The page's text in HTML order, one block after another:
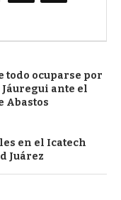
todo ocuparse por
Jáuregui ante el
Abastos
en el Icatech
Juárez